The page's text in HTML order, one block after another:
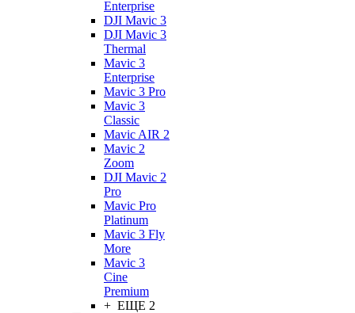
Enterprise
DJI Mavic 3
DJI Mavic 3
Thermal
Mavic 3
Enterprise
Mavic 3 Pro
Mavic 3
Сlassic
Mavic AIR 2
Mavic 2
Zoom
DJI Mavic 2
Pro
Mavic Pro
Platinum
Mavic 3 Fly
More
Mavic 3
Cine
Premium
+ ЕЩЕ 2